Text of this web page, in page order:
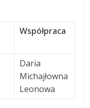
Współpraca
Daria
Michajłowna
Leonowa